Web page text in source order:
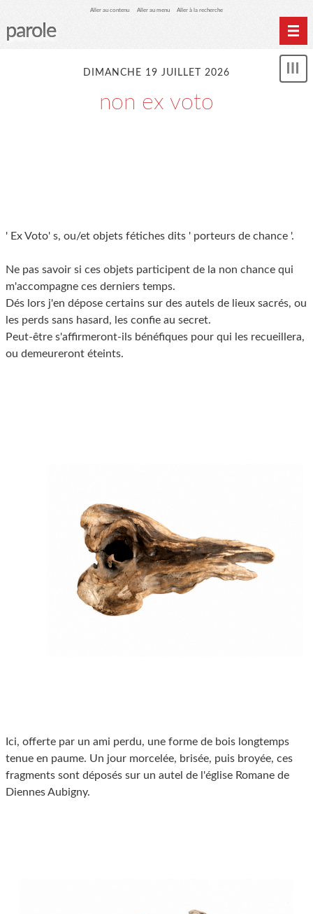
Aller au contenu Aller au menu Aller à la recherche
parole
DIMANCHE 19 JUILLET 2026
non ex voto
' Ex Voto' s, ou/et objets fétiches dits ' porteurs de chance '.
Ne pas savoir si ces objets participent de la non chance qui
m'accompagne ces derniers temps.
Dés lors j'en dépose certains sur des autels de lieux sacrés, ou
les perds sans hasard, les confie au secret.
Peut-être s'affirmeront-ils bénéfiques pour qui les recueillera,
ou demeureront éteints.
Ici, offerte par un ami perdu, une forme de bois longtemps
tenue en paume. Un jour morcelée, brisée, puis broyée, ces
fragments sont déposés sur un autel de l'église Romane de
Diennes Aubigny.